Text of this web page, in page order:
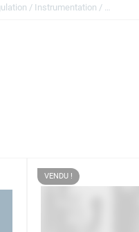
Contrôle / Mesure / Régulation / Instrumentation / Vision
VENDU !